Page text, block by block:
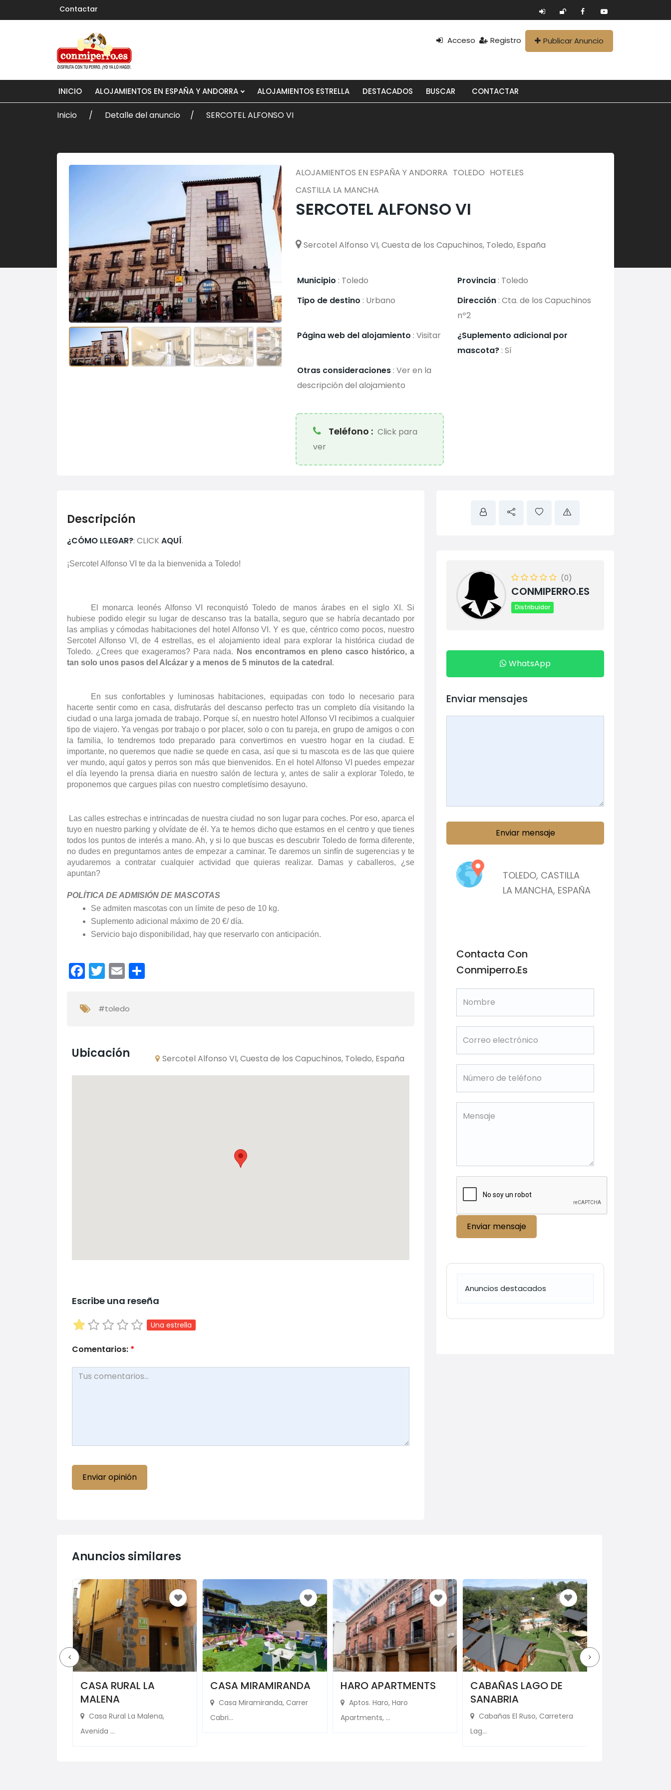
Contactar
Acceso Registro Publicar Anuncio
INICIO ALOJAMIENTOS EN ESPAÑA Y ANDORRA ALOJAMIENTOS ESTRELLA DESTACADOS BUSCAR CONTACTAR
Inicio Detalle del anuncio SERCOTEL ALFONSO VI
ALOJAMIENTOS EN ESPAÑA Y ANDORRA TOLEDO HOTELES
CASTILLA LA MANCHA
SERCOTEL ALFONSO VI
Sercotel Alfonso VI, Cuesta de los Capuchinos, Toledo, España
Municipio : Toledo Provincia : Toledo
Tipo de destino : Urbano Dirección : Cta. de los Capuchinos
nº2
Página web del alojamiento : Visitar
¿Suplemento adicional por
mascota? : Sí
Otras consideraciones : Ver en la
descripción del alojamiento
Teléfono : Click para
ver
Descripción
¿CÓMO LLEGAR?: CLICKAQUÍ.
¡Sercotel Alfonso VI te da la bienvenida a Toledo!
El monarca leonés Alfonso VI reconquistó Toledo de manos árabes en el siglo XI. Si
hubiese podido elegir su lugar de descanso tras la batalla, seguro que se habría decantado por
las amplias y cómodas habitaciones del hotel Alfonso VI. Y es que, céntrico como pocos, nuestro
Sercotel Alfonso VI, de 4 estrellas, es el alojamiento ideal para explorar la histórica ciudad de
Toledo. ¿Crees que exageramos? Para nada.
Nos encontramos en pleno casco histórico, a
tan solo unos pasos del Alcázar y a menos de 5 minutos de la catedral .
En sus confortables y luminosas habitaciones, equipadas con todo lo necesario para
hacerte sentir como en casa, disfrutarás del descanso perfecto tras un completo día visitando la
ciudad o una larga jornada de trabajo. Porque sí, en nuestro hotel Alfonso VI recibimos a cualquier
tipo de viajero. Ya vengas por trabajo o por placer, solo o con tu pareja, en grupo de amigos o con
la familia, lo tendremos todo preparado para convertirnos en vuestro hogar en la ciudad. E
importante, no queremos que nadie se quede en casa, así que si tu mascota es de las que quiere
ver mundo, aquí gatos y perros son más que bienvenidos. En el hotel Alfonso VI puedes empezar
el día leyendo la prensa diaria en nuestro salón de lectura y, antes de salir a explorar Toledo, te
proponemos que cargues pilas con nuestro completísimo desayuno.
Las calles estrechas e intrincadas de nuestra ciudad no son lugar para coches. Por eso, aparca el
tuyo en nuestro parking y olvídate de él. Ya te hemos dicho que estamos en el centro y que tienes
todos los puntos de interés a mano. Ah, y si lo que buscas es descubrir Toledo de forma diferente,
no dudes en preguntarnos antes de empezar a caminar. Te daremos un sinfín de sugerencias y te
ayudaremos a contratar cualquier actividad que quieras realizar. Damas y caballeros, ¿se
apuntan?
POLÍTICA DE ADMISIÓN DE MASCOTAS
Se admiten mascotas con un límite de peso de 10 kg.
Suplemento adicional máximo de 20 €/ día.
Servicio bajo disponibilidad, hay que reservarlo con anticipación.
Facebook
Twitter
Email
#toledo
Ubicación Sercotel Alfonso VI, Cuesta de los Capuchinos, Toledo, España
Escribe una reseña
Una estrella
Comentarios: *
(0)
CONMIPERRO.ES
Distribuidor
WhatsApp
Enviar mensajes
Enviar mensaje
TOLEDO, CASTILLA
LA MANCHA, ESPAÑA
Contacta Con
Conmiperro.es
Enviar mensaje
Anuncios destacados
Anuncios similares
CASA RURAL LA
MALENA
Casa Rural La Malena,
Avenida ...
CASA MIRAMIRANDA
Casa Miramiranda, Carrer
Cabri...
HARO APARTMENTS
Aptos. Haro, Haro
Apartments, ...
CABAÑAS LAGO DE
SANABRIA
Cabañas El Ruso, Carretera
Lag...